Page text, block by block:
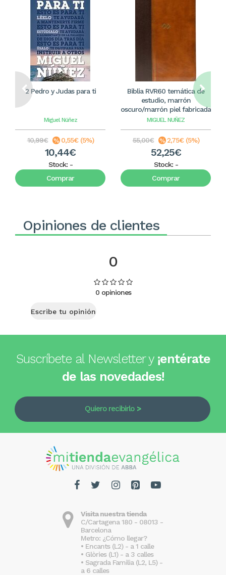
2 Pedro y Judas para ti
Miguel Núñez
10,99€ 0,55€ (5%)
10,44€
Stock: -
Comprar
Biblia RVR60 temática de
estudio, marrón
oscuro/marrón piel fabricada
MIGUEL NUÑEZ
55,00€ 2,75€ (5%)
52,25€
Stock: -
Comprar
Opiniones de clientes
0
0 opiniones
Escribe tu opinión
Suscríbete al Newsletter y ¡entérate
de las novedades!
Quiero recibirlo
Visita nuestra tienda
C/Cartagena 180 - 08013 -
Barcelona
Metro: ¿Cómo llegar?
• Encants (L2) - a 1 calle
• Glòries (L1) - a 3 calles
• Sagrada Familia (L2, L5) -
a 6 calles